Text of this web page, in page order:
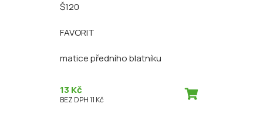
Š120
FAVORIT
matice předního blatníku
13 Kč
BEZ DPH 11 Kč